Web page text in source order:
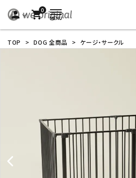
person 0
shopping_cart
TOP > DOG 全商品 > ケージ・サークル